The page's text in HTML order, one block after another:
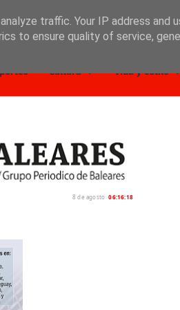
Cultura Vida y estilo
8 de agosto 06:16:19
traffic. Your IP address and
to ensure quality of service,